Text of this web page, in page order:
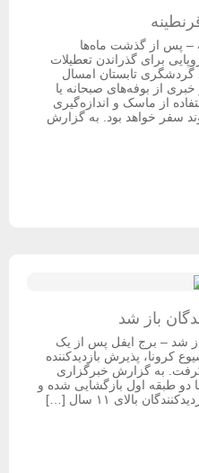
– پس از گذشت ماه‌ها
برای گذراندن تعطیلات
تابستان امسال
از بوفه‌های صبحانه یا
از ماسک و اندازه‌گیری
سفر خواهد بود. به گزارش
باز شد
شد – برج ایفل پس از یک
کرونا، پذیرش بازدیدکننده
گرفت. به گزارش خبرگزاری
دو طبقه اول بازگشایی شده و
بالای ۱۱ سال […]